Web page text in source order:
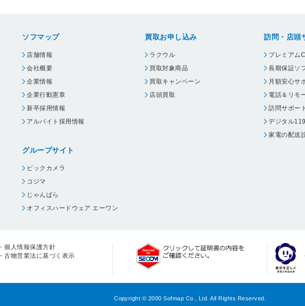
ソフマップ
店舗情報
会社概要
企業情報
企業行動憲章
新卒採用情報
アルバイト採用情報
グループサイト
ビックカメラ
コジマ
じゃんぱら
オフィスハードウェア エーワン
買取お申し込み
ラクウル
買取対象商品
買取キャンペーン
店頭買取
訪問・店頭
プレミアム
長期保証ソ
月額安心サ
電話＆リモ
訪問サポー
デジタル
家電の配送
・個人情報保護方針
・古物営業法に基づく表示
Copyright © 2000 Sofmap Co., Ltd. All Rights Reserved.